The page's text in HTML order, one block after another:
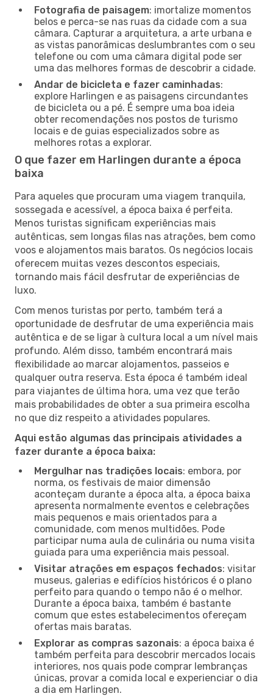
Fotografia de paisagem: imortalize momentos
belos e perca-se nas ruas da cidade com a sua
câmara. Capturar a arquitetura, a arte urbana e
as vistas panorâmicas deslumbrantes com o seu
telefone ou com uma câmara digital pode ser
uma das melhores formas de descobrir a cidade.
Andar de bicicleta e fazer caminhadas:
explore Harlingen e as paisagens circundantes
de bicicleta ou a pé. É sempre uma boa ideia
obter recomendações nos postos de turismo
locais e de guias especializados sobre as
melhores rotas a explorar.
O que fazer em Harlingen durante a época
baixa
Para aqueles que procuram uma viagem tranquila,
sossegada e acessível, a época baixa é perfeita.
Menos turistas significam experiências mais
autênticas, sem longas filas nas atrações, bem como
voos e alojamentos mais baratos. Os negócios locais
oferecem muitas vezes descontos especiais,
tornando mais fácil desfrutar de experiências de
luxo.
Com menos turistas por perto, também terá a
oportunidade de desfrutar de uma experiência mais
autêntica e de se ligar à cultura local a um nível mais
profundo. Além disso, também encontrará mais
flexibilidade ao marcar alojamentos, passeios e
qualquer outra reserva. Esta época é também ideal
para viajantes de última hora, uma vez que terão
mais probabilidades de obter a sua primeira escolha
no que diz respeito a atividades populares.
Aqui estão algumas das principais atividades a
fazer durante a época baixa:
Mergulhar nas tradições locais: embora, por
norma, os festivais de maior dimensão
aconteçam durante a época alta, a época baixa
apresenta normalmente eventos e celebrações
mais pequenos e mais orientados para a
comunidade, com menos multidões. Pode
participar numa aula de culinária ou numa visita
guiada para uma experiência mais pessoal.
Visitar atrações em espaços fechados: visitar
museus, galerias e edifícios históricos é o plano
perfeito para quando o tempo não é o melhor.
Durante a época baixa, também é bastante
comum que estes estabelecimentos ofereçam
ofertas mais baratas.
Explorar as compras sazonais: a época baixa é
também perfeita para descobrir mercados locais
interiores, nos quais pode comprar lembranças
únicas, provar a comida local e experienciar o dia
a dia em Harlingen.